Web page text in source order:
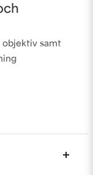
objektiv samt